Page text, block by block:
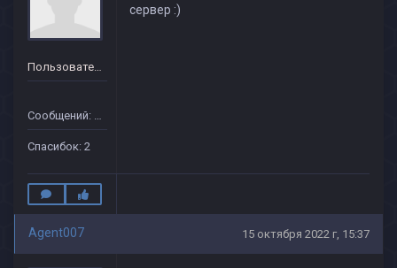
Пользователь
Сообщений: 37
Спасибок: 2
сервер :)
Agent007 15 октября 2022 г, 15:37